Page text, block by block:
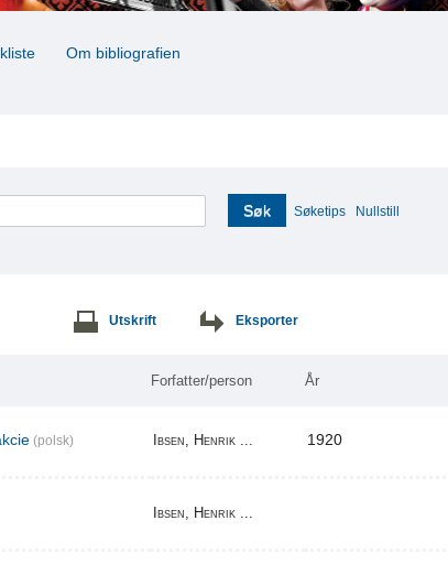
Om bibliografien
Søk Søketips Nullstill
Utskrift Eksporter
Forfatter/person År
(polsk) Ibsen, Henrik ... 1920
Ibsen, Henrik ...